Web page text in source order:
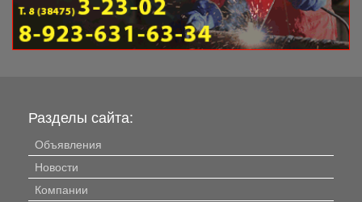
Разделы сайта:
Объявления
Новости
Компании